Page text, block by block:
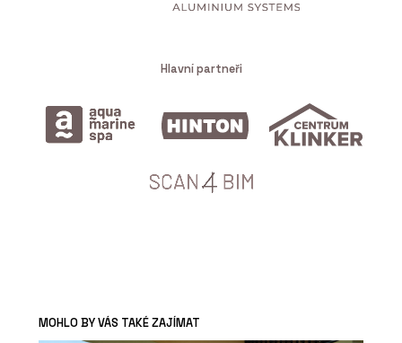
Hlavní partneři
MOHLO BY VÁS TAKÉ ZAJÍMAT